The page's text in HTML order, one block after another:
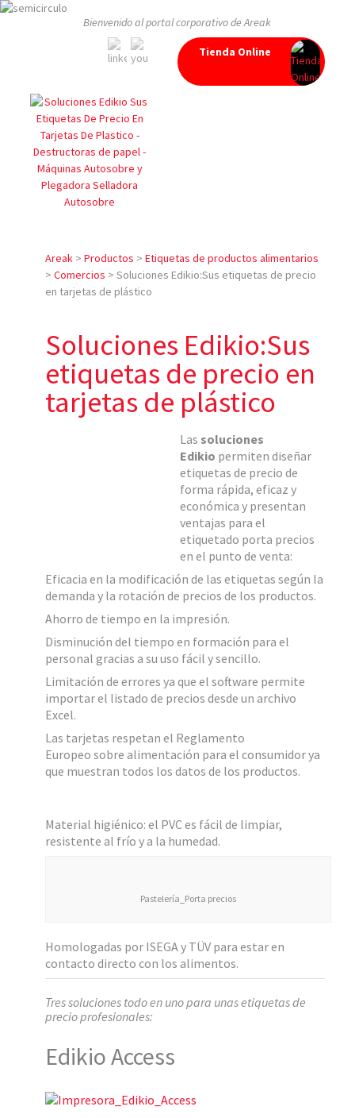
Bienvenido al portal corporativo de Areak
Tienda Online
Areak> Productos > Etiquetas de productos alimentarios
> Comercios > Soluciones Edikio:Sus etiquetas de precio
en tarjetas de plástico
Soluciones Edikio:Sus
etiquetas de precio en
tarjetas de plástico
Las soluciones
Edikio permiten diseñar
etiquetas de precio de
forma rápida, eficaz y
económica y presentan
ventajas para el
etiquetado porta precios
en el punto de venta:
Eficacia en la modificación de las etiquetas según la
demanda y la rotación de precios de los productos.
Ahorro de tiempo en la impresión.
Disminución del tiempo en formación para el
personal gracias a su uso fácil y sencillo.
Limitación de errores ya que el software permite
importar el listado de precios desde un archivo
Excel.
Las tarjetas respetan el Reglamento
Europeo sobre alimentación para el consumidor ya
que muestran todos los datos de los productos.
Material higiénico: el PVC es fácil de limpiar,
resistente al frío y a la humedad.
Pastelería_Porta precios
Homologadas por ISEGA y TÜV para estar en
contacto directo con los alimentos.
Tres soluciones todo en uno para unas etiquetas de
precio profesionales:
Edikio Access